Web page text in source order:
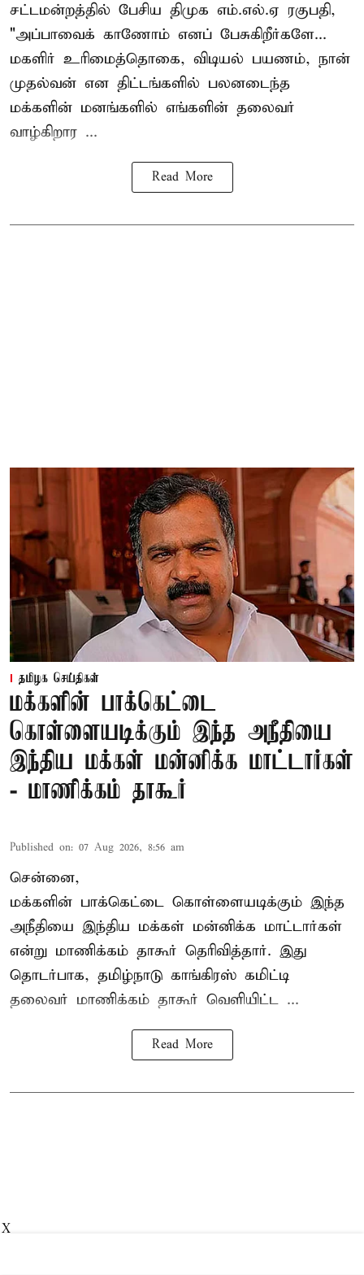
சட்டமன்றத்தில் பேசிய திமுக எம்.எல்.ஏ ரகுபதி,
"அப்பாவைக் காணோம் எனப் பேசுகிறீர்களே...
மகளிர் உரிமைத்தொகை, விடியல் பயணம், நான்
முதல்வன் என திட்டங்களில் பலனடைந்த
மக்களின் மனங்களில் எங்களின் தலைவர்
வாழ்கிறார ...
Read More
தமிழக செய்திகள்
மக்களின் பாக்கெட்டை
கொள்ளையடிக்கும் இந்த அநீதியை
இந்திய மக்கள் மன்னிக்க மாட்டார்கள்
- மாணிக்கம் தாகூர்
Published on: 07 Aug 2026, 8:56 am
சென்னை,
மக்களின் பாக்கெட்டை கொள்ளையடிக்கும் இந்த
அநீதியை இந்திய மக்கள் மன்னிக்க மாட்டார்கள்
என்று மாணிக்கம் தாகூர் தெரிவித்தார். இது
தொடர்பாக, தமிழ்நாடு காங்கிரஸ் கமிட்டி
தலைவர் மாணிக்கம் தாகூர் வெளியிட்ட ...
Read More
X